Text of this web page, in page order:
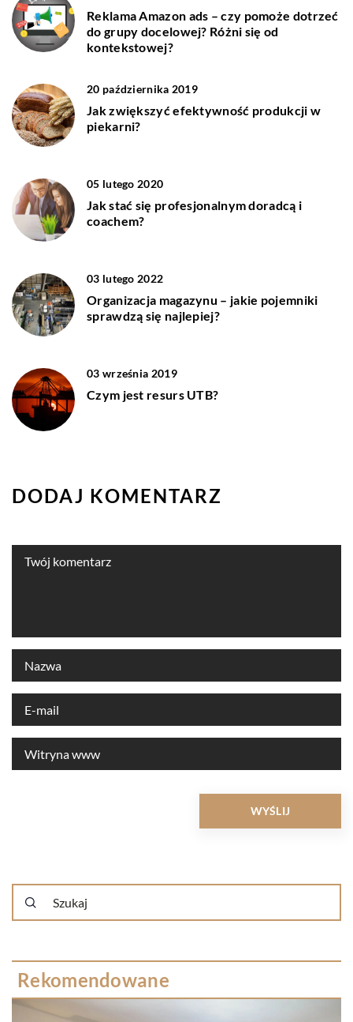
Reklama Amazon ads – czy pomoże dotrzeć
do grupy docelowej? Różni się od
kontekstowej?
20 października 2019
Jak zwiększyć efektywność produkcji w
piekarni?
05 lutego 2020
Jak stać się profesjonalnym doradcą i
coachem?
03 lutego 2022
Organizacja magazynu – jakie pojemniki
sprawdzą się najlepiej?
03 września 2019
Czym jest resurs UTB?
DODAJ KOMENTARZ
Rekomendowane